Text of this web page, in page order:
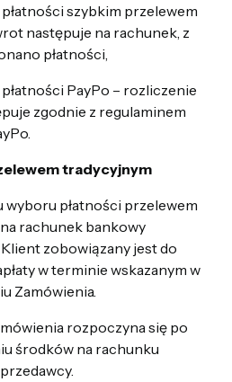
szybkim przelewem
następuje na rachunek, z
płatności,
PayPo – rozliczenie
zgodnie z regulaminem
tradycyjnym
wyboru płatności przelewem
rachunek bankowy
zobowiązany jest do
w terminie wskazanym w
Zamówienia.
rozpoczyna się po
środków na rachunku